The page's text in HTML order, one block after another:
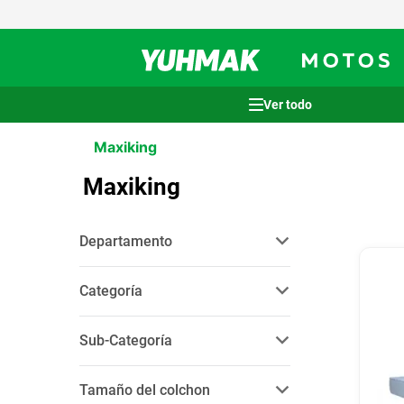
Maxiking
Maxiking
Departamento
Categoría
Sub-Categoría
sommiers (3)
Tamaño del colchon
lavarropas
colchon